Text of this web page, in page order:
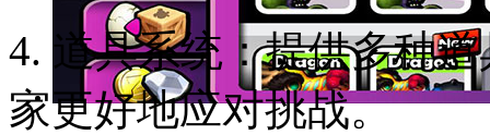
4. 道具系统：提供多种
家更好地应对挑战。